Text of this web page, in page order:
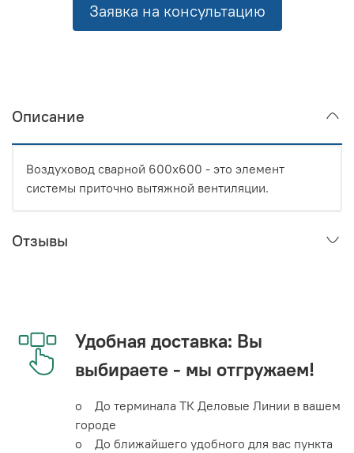
Заявка на консультацию
Описание
Воздуховод сварной 600x600 - это элемент
системы приточно вытяжной вентиляции.
Отзывы
Удобная доставка: Вы
выбираете - мы отгружаем!
o До терминала ТК Деловые Линии в вашем
городе
o До ближайшего удобного для вас пункта